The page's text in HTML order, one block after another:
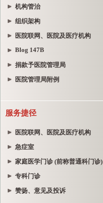
机构管治
组织架构
医院联网、医院及医疗机构
Blog 147B
捐款予医院管理局
医院管理局附例
服务捷径
医院联网、医院及医疗机构
急症室
家庭医学门诊 (前称普通科门诊)
专科门诊
赞扬、意见及投诉